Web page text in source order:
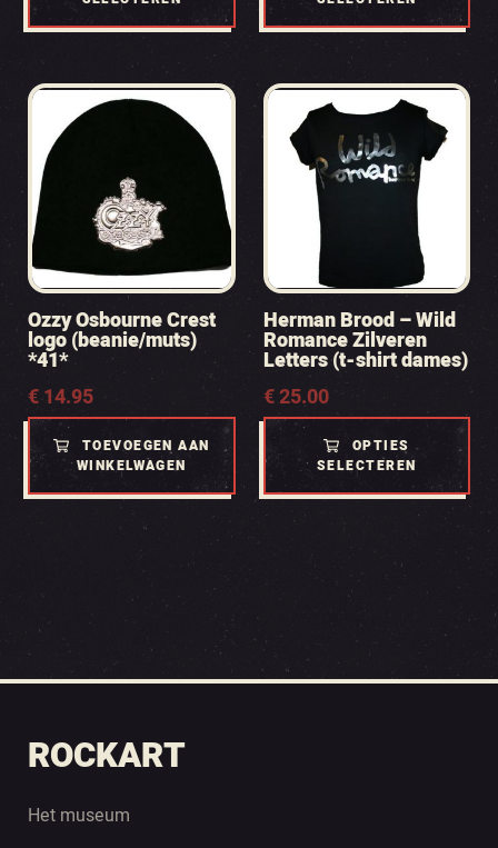
Ozzy Osbourne Crest
logo (beanie/muts)
*41*
€14.95
TOEVOEGEN AAN
WINKELWAGEN
Herman Brood – Wild
Romance Zilveren
Letters (t-shirt dames)
€25.00
OPTIES
SELECTEREN
ROCKART
Het museum